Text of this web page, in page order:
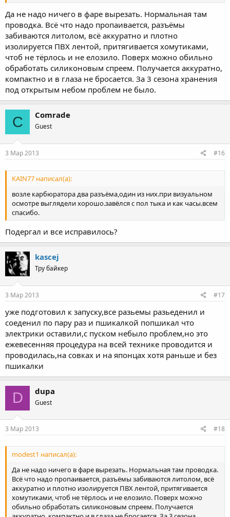
Да не надо ничего в фаре вырезать. Нормальная там
проводка. Всё что надо пропаивается, разъёмы
забиваются литолом, всё аккуратно и плотно
изолируется ПВХ лентой, притягивается хомутиками,
чтоб не тёрлось и не елозило. Поверх можно обильно
обработать силиконовым спреем. Получается аккуратно,
компактно и в глаза не бросается. За 3 сезона хранения
под открытым небом проблем не было.
C Comrade
Guest
3 Мар 2013 #16
KAIN77 написал(а):
возле карбюратора два разъёма,один из них.при визуальном
осмотре выглядели хорошо.завёлся с пол тыка и как часы.всем
спасибо.
Подергал и все исправилось?
kascej
Тру байкер
3 Мар 2013 #17
уже подготовил к запуску,все разьемы разьеденил и
соеденил по пару раз и пшикалкой попшикал что
электрики оставили,с пуском небыло проблем,но это
ежевесенняя процедура на всей технике проводится и
проводилась,на совках и на японцах хотя раньше и без
пшикалки
D dupa
Guest
3 Мар 2013 #18
modest1 написал(а):
Да не надо ничего в фаре вырезать. Нормальная там проводка.
Всё что надо пропаивается, разъёмы забиваются литолом, всё
аккуратно и плотно изолируется ПВХ лентой, притягивается
хомутиками, чтоб не тёрлось и не елозило. Поверх можно
обильно обработать силиконовым спреем. Получается